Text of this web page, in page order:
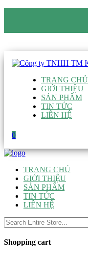
TRANG CHỦ
GIỚI THIỆU
SẢN PHẨM
TIN TỨC
LIÊN HỆ
0
TRANG CHỦ
GIỚI THIỆU
SẢN PHẨM
TIN TỨC
LIÊN HỆ
Shopping cart